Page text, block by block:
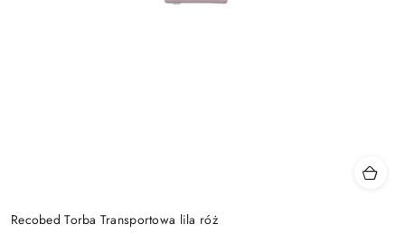
Recobed Torba Transportowa lila róż